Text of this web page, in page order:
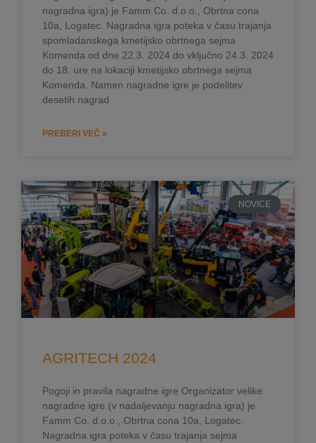
nagradna igra) je Famm Co. d.o.o., Obrtna cona
10a, Logatec. Nagradna igra poteka v času trajanja
spomladanskega kmetijsko obrtnega sejma
Komenda od dne 22.3. 2024 do vključno 24.3. 2024
do 18. ure na lokaciji kmetijsko obrtnega sejma
Komenda. Namen nagradne igre je podelitev
desetih nagrad
PREBERI VEČ »
NOVICE
AGRITECH 2024
Pogoji in pravila nagradne igre Organizator velike
nagradne igre (v nadaljevanju nagradna igra) je
Famm Co. d.o.o., Obrtna cona 10a, Logatec.
Nagradna igra poteka v času trajanja sejma